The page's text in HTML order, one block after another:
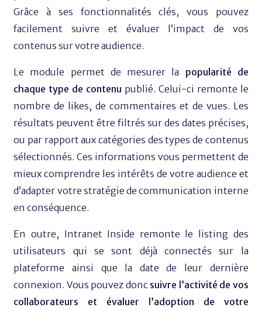
Grâce à ses fonctionnalités clés, vous pouvez
facilement suivre et évaluer l’impact de vos
contenus sur votre audience.
Le module permet de mesurer la popularité de
chaque type de contenu publié. Celui-ci remonte le
nombre de likes, de commentaires et de vues. Les
résultats peuvent être filtrés sur des dates précises,
ou par rapport aux catégories des types de contenus
sélectionnés. Ces informations vous permettent de
mieux comprendre les intérêts de votre audience et
d’adapter votre stratégie de communication interne
en conséquence.
En outre, Intranet Inside remonte le listing des
utilisateurs qui se sont déjà connectés sur la
plateforme ainsi que la date de leur dernière
connexion. Vous pouvez donc suivre l’activité de vos
collaborateurs et évaluer l’adoption de votre